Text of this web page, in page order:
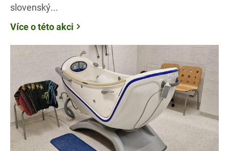
slovenský...
Více o této akci